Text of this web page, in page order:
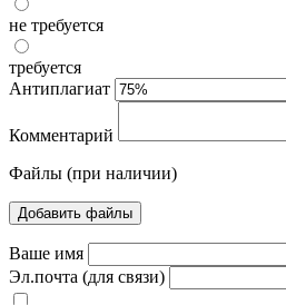
не требуется
требуется
Антиплагиат
Комментарий
Файлы (при наличии)
Добавить файлы
Ваше имя
Эл.почта (для связи)